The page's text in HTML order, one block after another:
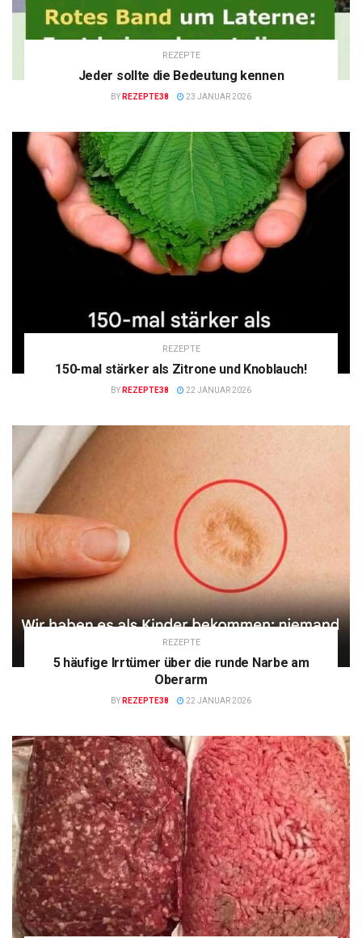
REZEPTE
Jeder sollte die Bedeutung kennen
BY REZEPTE38 23 JANUAR 2026
REZEPTE
150-mal stärker als Zitrone und Knoblauch!
BY REZEPTE38 22 JANUAR 2026
REZEPTE
5 häufige Irrtümer über die runde Narbe am
Oberarm
BY REZEPTE38 22 JANUAR 2026